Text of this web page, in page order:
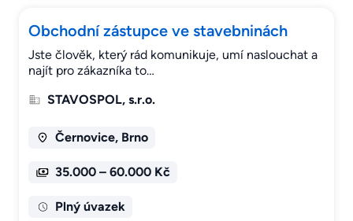
Obchodní zástupce ve stavebninách
Jste člověk, který rád komunikuje, umí naslouchat a
najít pro zákazníka to…
STAVOSPOL, s.r.o.
Černovice, Brno
35.000 – 60.000 Kč
Plný úvazek